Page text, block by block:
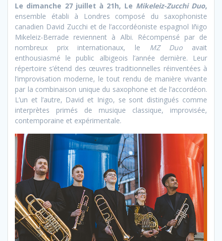
Le dimanche 27 juillet à 21h, Le Mikeleiz-Zucchi Duo,
ensemble établi à Londres composé du saxophoniste
canadien David Zucchi et de l’accordéoniste espagnol Iñigo
Mikeleiz-Berrade reviennent à Albi. Récompensé par de
nombreux prix internationaux, le MZ Duoavait
enthousiasmé le public albigeois l’année dernière. Leur
répertoire s’étend des œuvres traditionnelles réinventées à
l’improvisation moderne, le tout rendu de manière vivante
par la combinaison unique du saxophone et de l’accordéon.
L’un et l’autre, David et Inigo, se sont distingués comme
interprètes primés de musique classique, improvisée,
contemporaine et expérimentale.